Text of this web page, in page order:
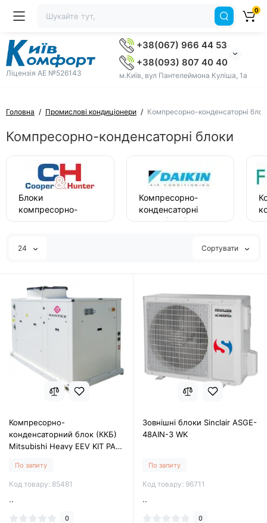
Ліцензія AE №526143
+38(067) 966 44 53
+38(093) 807 40 40
м.Київ, вул Пантелеймона Куліша, 1а
0
Головна Промислові кондиціонери Компресорно-конденсаторні
Компресорно-конденсаторні блоки
Блоки
компресорно-
Cooper&Hunter
Компресорно-
конденсаторні
блоки (ККБ) Daikin
24 Сортувати
Компресорно-
конденсаторний блок (ККБ)
Mitsubishi Heavy EEV KIT PAC
По запиту
Код товару: 85481
..
0
Зовнішні блоки Sinclair ASGE-
48AIN-3 WK
По запиту
Код товару: 96711
..
0